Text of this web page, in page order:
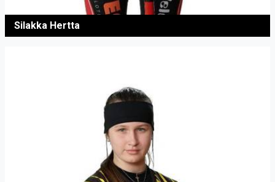
Silakka Hertta